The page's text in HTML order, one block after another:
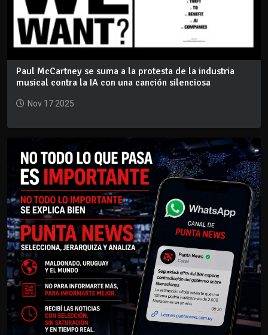
Paul McCartney se suma a la protesta de la industria
musical contra la IA con una canción silenciosa
Nov 17 2025